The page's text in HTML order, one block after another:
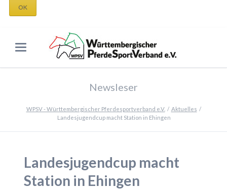
OK
Newsleser
WPSV - Württembergischer Pferdesportverband e.V.
Aktuelles
Landesjugendcup macht Station in Ehingen
Landesjugendcup macht
Station in Ehingen